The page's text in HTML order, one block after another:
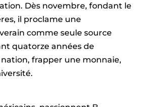
Dès novembre, fondant le
il proclame une
comme seule source
quatorze années de
frapper une monnaie,